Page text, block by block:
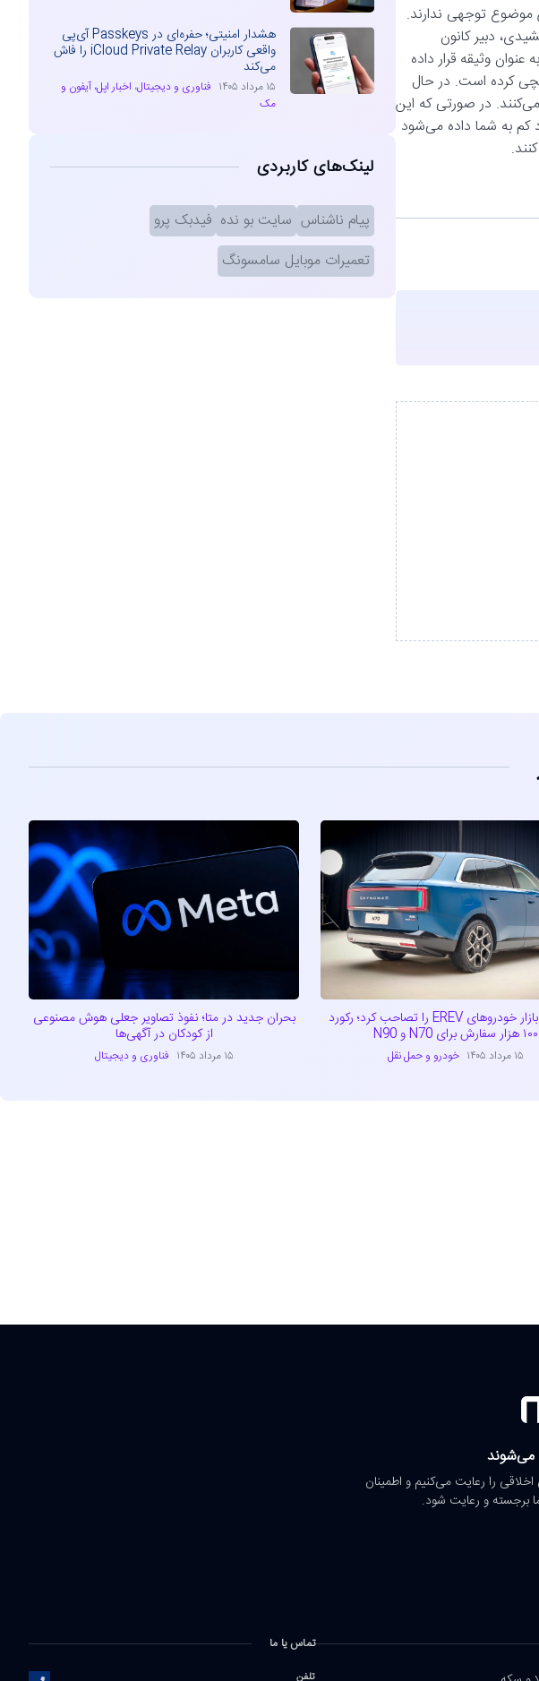
موضوع توجهی ندارند.
دبیر کانون
وثیقه قرار داده
قوانین سرپیچی کرده است. در حال
در صورتی که این
به شما داده می‌شود
هشدار امنیتی؛ حفره‌ای در Passkeys آی‌پی
واقعی کاربران iCloud Private Relay را فاش
می‌کند
۱۵ مرداد ۱۴۰۵ فناوری و دیجیتال، اخبار اپل، آیفون و
مک
لینک‌های کاربردی
پیام ناشناس سایت بو نده فیدبک پرو
تعمیرات موبایل سامسونگ
شیائومی بازار خودروهای EREV را تصاحب کرد؛ رکورد
۱۰۰ هزار سفارش برای N70 و N90
۱۵ مرداد ۱۴۰۵ خودرو و حمل نقل
بحران جدید در متا؛ نفوذ تصاویر جعلی هوش مصنوعی
از کودکان در آگهی‌ها
۱۵ مرداد ۱۴۰۵ فناوری و دیجیتال
می‌شوند
را رعایت می‌کنیم و اطمینان
برجسته و رعایت شود.
تماس یا ما
تلفن